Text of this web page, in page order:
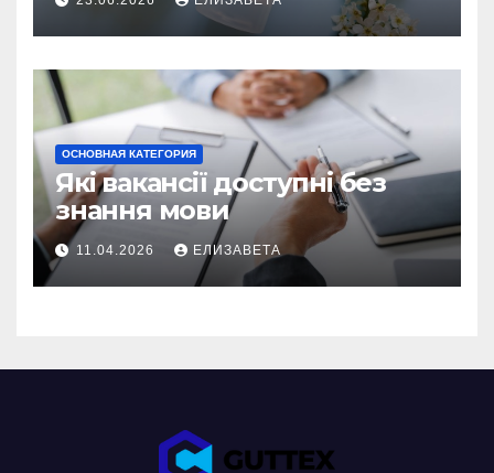
ОСНОВНАЯ КАТЕГОРИЯ
Які вакансії доступні без
знання мови
11.04.2026 ЕЛИЗАВЕТА